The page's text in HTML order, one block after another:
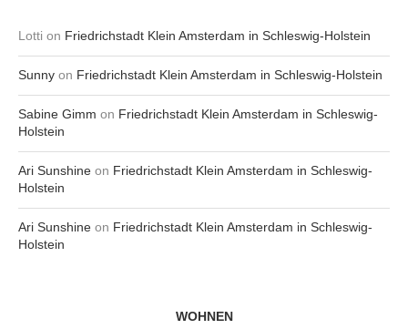
Lotti on Friedrichstadt Klein Amsterdam in Schleswig-Holstein
Sunny on Friedrichstadt Klein Amsterdam in Schleswig-Holstein
Sabine Gimm on Friedrichstadt Klein Amsterdam in Schleswig-
Holstein
Ari Sunshine on Friedrichstadt Klein Amsterdam in Schleswig-
Holstein
Ari Sunshine on Friedrichstadt Klein Amsterdam in Schleswig-
Holstein
WOHNEN